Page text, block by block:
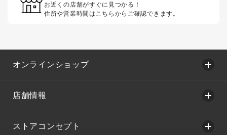
お近くの店舗がすぐに見つかる！
住所や営業時間はこちらからご確認できます。
オンラインショップ
店舗情報
ストアコンセプト